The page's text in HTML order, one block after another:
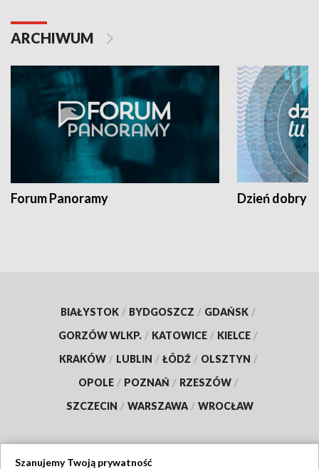
ARCHIWUM
Forum Panoramy Dzień dobry
BIAŁYSTOK / BYDGOSZCZ / GDAŃSK /
GORZÓW WLKP. / KATOWICE / KIELCE /
KRAKÓW / LUBLIN / ŁÓDŹ / OLSZTYN /
OPOLE / POZNAŃ / RZESZÓW /
SZCZECIN / WARSZAWA / WROCŁAW
Szanujemy Twoją prywatność